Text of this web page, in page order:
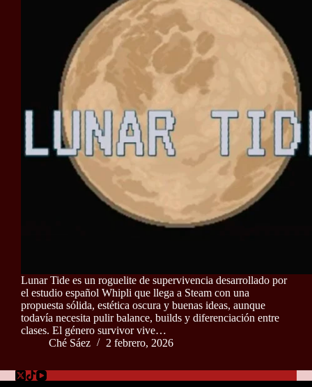
Lunar Tide es un roguelite de supervivencia desarrollado por
el estudio español Whipli que llega a Steam con una
propuesta sólida, estética oscura y buenas ideas, aunque
todavía necesita pulir balance, builds y diferenciación entre
clases. El género survivor vive…
Ché Sáez
2 febrero, 2026